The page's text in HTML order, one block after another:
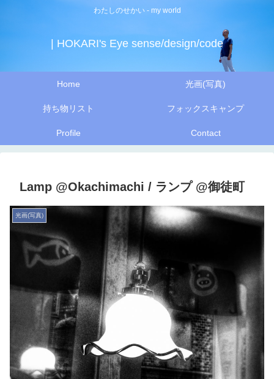
わたしのせかい - my world
| HOKARI's Eye sense/design/code
Home 光画(写真)
持ち物リスト フォックスキャンプ
Profile Contact
Lamp @Okachimachi / ランプ @御徒町
光画(写真)